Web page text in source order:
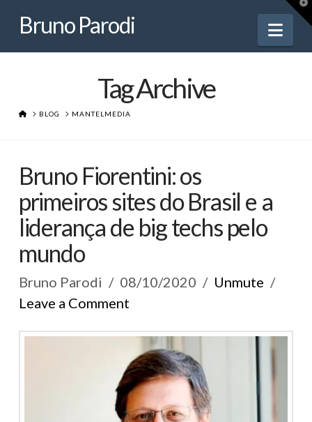
Bruno
Parodi
Bruno Parodi
Tag Archive
HOME
BLOG MANTELMEDIA
Bruno Fiorentini: os
primeiros sites do Brasil e a
liderança de big techs pelo
mundo
Bruno Parodi 08/10/2020
Unmute
Leave a Comment